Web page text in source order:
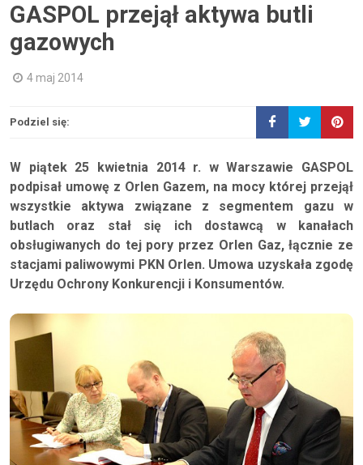
GASPOL przejął aktywa butli
gazowych
4 maj 2014
Podziel się:
W piątek 25 kwietnia 2014 r. w Warszawie GASPOL
podpisał umowę z Orlen Gazem, na mocy której przejął
wszystkie aktywa związane z segmentem gazu w
butlach oraz stał się ich dostawcą w kanałach
obsługiwanych do tej pory przez Orlen Gaz, łącznie ze
stacjami paliwowymi PKN Orlen. Umowa uzyskała zgodę
Urzędu Ochrony Konkurencji i Konsumentów.